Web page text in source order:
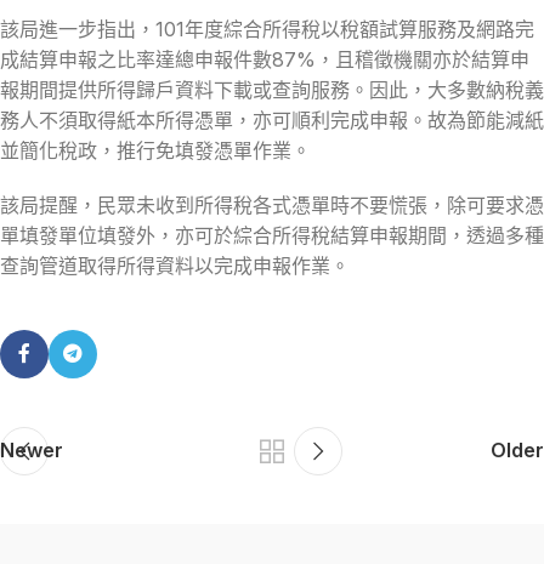
該局進一步指出，101年度綜合所得稅以稅額試算服務及網路完
成結算申報之比率達總申報件數87%，且稽徵機關亦於結算申
報期間提供所得歸戶資料下載或查詢服務。因此，大多數納稅義
務人不須取得紙本所得憑單，亦可順利完成申報。故為節能減紙
並簡化稅政，推行免填發憑單作業。
該局提醒，民眾未收到所得稅各式憑單時不要慌張，除可要求憑
單填發單位填發外，亦可於綜合所得稅結算申報期間，透過多種
查詢管道取得所得資料以完成申報作業。
Newer Older